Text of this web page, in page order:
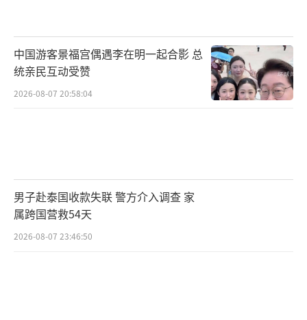
中国游客景福宫偶遇李在明一起合影 总
统亲民互动受赞
2026-08-07 20:58:04
男子赴泰国收款失联 警方介入调查 家
属跨国营救54天
2026-08-07 23:46:50